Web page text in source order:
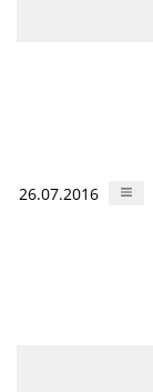
26.07.2016